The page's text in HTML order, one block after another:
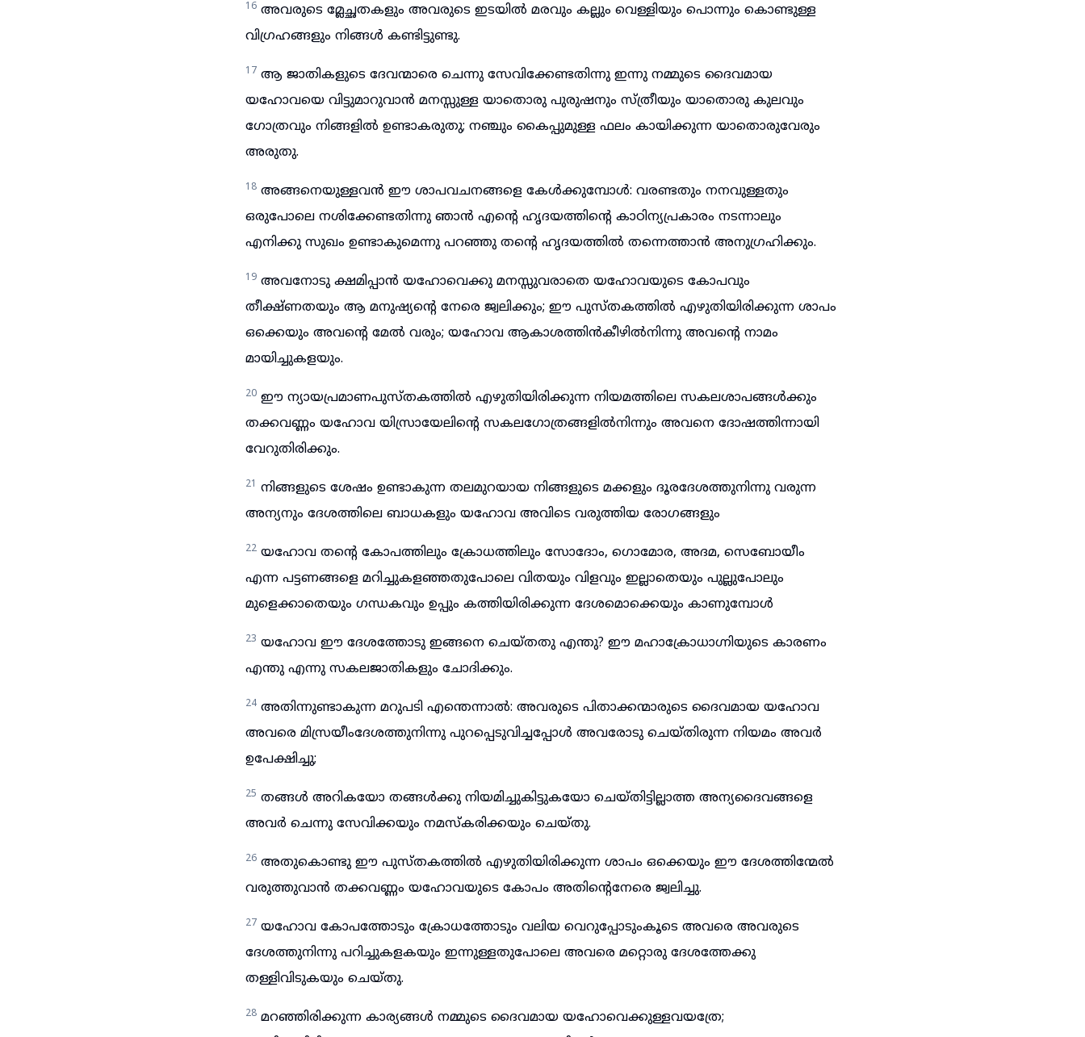
16 അവരുടെ മ്ലേച്ഛതകളും അവരുടെ ഇടയിൽ മരവും കല്ലും വെള്ളിയും പൊന്നും കൊണ്ടുള്ള
വിഗ്രഹങ്ങളും നിങ്ങൾ കണ്ടിട്ടുണ്ടു.
17 ആ ജാതികളുടെ ദേവന്മാരെ ചെന്നു സേവിക്കേണ്ടതിന്നു ഇന്നു നമ്മുടെ ദൈവമായ
യഹോവയെ വിട്ടുമാറുവാൻ മനസ്സുള്ള യാതൊരു പുരുഷനും സ്ത്രീയും യാതൊരു കുലവും
ഗോത്രവും നിങ്ങളിൽ ഉണ്ടാകരുതു; നഞ്ചും കൈപ്പുമുള്ള ഫലം കായിക്കുന്ന യാതൊരുവേരും
അരുതു.
18 അങ്ങനെയുള്ളവൻ ഈ ശാപവചനങ്ങളെ കേൾക്കുമ്പോൾ: വരണ്ടതും നനവുള്ളതും
ഒരുപോലെ നശിക്കേണ്ടതിന്നു ഞാൻ എന്റെ ഹൃദയത്തിന്റെ കാഠിന്യപ്രകാരം നടന്നാലും
എനിക്കു സുഖം ഉണ്ടാകുമെന്നു പറഞ്ഞു തന്റെ ഹൃദയത്തിൽ തന്നെത്താൻ അനുഗ്രഹിക്കും.
19 അവനോടു ക്ഷമിപ്പാൻ യഹോവെക്കു മനസ്സുവരാതെ യഹോവയുടെ കോപവും
തീക്ഷ്ണതയും ആ മനുഷ്യന്റെ നേരെ ജ്വലിക്കും; ഈ പുസ്തകത്തിൽ എഴുതിയിരിക്കുന്ന ശാപം
ഒക്കെയും അവന്റെ മേൽ വരും; യഹോവ ആകാശത്തിൻകീഴിൽനിന്നു അവന്റെ നാമം
മായിച്ചുകളയും.
20 ഈ ന്യായപ്രമാണപുസ്തകത്തിൽ എഴുതിയിരിക്കുന്ന നിയമത്തിലെ സകലശാപങ്ങൾക്കും
തക്കവണ്ണം യഹോവ യിസ്രായേലിന്റെ സകലഗോത്രങ്ങളിൽനിന്നും അവനെ ദോഷത്തിന്നായി
വേറുതിരിക്കും.
21 നിങ്ങളുടെ ശേഷം ഉണ്ടാകുന്ന തലമുറയായ നിങ്ങളുടെ മക്കളും ദൂരദേശത്തുനിന്നു വരുന്ന
അന്യനും ദേശത്തിലെ ബാധകളും യഹോവ അവിടെ വരുത്തിയ രോഗങ്ങളും
22 യഹോവ തന്റെ കോപത്തിലും ക്രോധത്തിലും സോദോം, ഗൊമോര, അദമ, സെബോയീം
എന്ന പട്ടണങ്ങളെ മറിച്ചുകളഞ്ഞതുപോലെ വിതയും വിളവും ഇല്ലാതെയും പുല്ലുപോലും
മുളെക്കാതെയും ഗന്ധകവും ഉപ്പും കത്തിയിരിക്കുന്ന ദേശമൊക്കെയും കാണുമ്പോൾ
23 യഹോവ ഈ ദേശത്തോടു ഇങ്ങനെ ചെയ്തതു എന്തു? ഈ മഹാക്രോധാഗ്നിയുടെ കാരണം
എന്തു എന്നു സകലജാതികളും ചോദിക്കും.
24 അതിന്നുണ്ടാകുന്ന മറുപടി എന്തെന്നാൽ: അവരുടെ പിതാക്കന്മാരുടെ ദൈവമായ യഹോവ
അവരെ മിസ്രയീംദേശത്തുനിന്നു പുറപ്പെടുവിച്ചപ്പോൾ അവരോടു ചെയ്തിരുന്ന നിയമം അവർ
ഉപേക്ഷിച്ചു;
25 തങ്ങൾ അറികയോ തങ്ങൾക്കു നിയമിച്ചുകിട്ടുകയോ ചെയ്തിട്ടില്ലാത്ത അന്യദൈവങ്ങളെ
അവർ ചെന്നു സേവിക്കയും നമസ്കരിക്കയും ചെയ്തു.
26 അതുകൊണ്ടു ഈ പുസ്തകത്തിൽ എഴുതിയിരിക്കുന്ന ശാപം ഒക്കെയും ഈ ദേശത്തിന്മേൽ
വരുത്തുവാൻ തക്കവണ്ണം യഹോവയുടെ കോപം അതിന്റെനേരെ ജ്വലിച്ചു.
27 യഹോവ കോപത്തോടും ക്രോധത്തോടും വലിയ വെറുപ്പോടുംകൂടെ അവരെ അവരുടെ
ദേശത്തുനിന്നു പറിച്ചുകളകയും ഇന്നുള്ളതുപോലെ അവരെ മറ്റൊരു ദേശത്തേക്കു
തള്ളിവിടുകയും ചെയ്തു.
28 മറഞ്ഞിരിക്കുന്ന കാര്യങ്ങൾ നമ്മുടെ ദൈവമായ യഹോവെക്കുള്ളവയത്രേ;